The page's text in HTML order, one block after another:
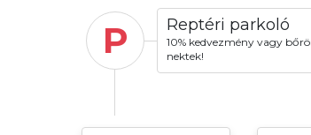
P Reptéri parkoló
10% kedvezmény vagy
nektek!